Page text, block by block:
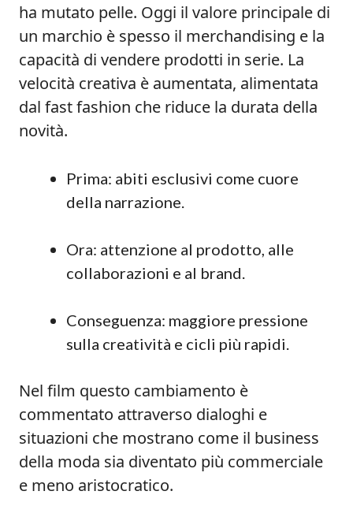
ha mutato pelle. Oggi il valore principale di
un marchio è spesso il merchandising e la
capacità di vendere prodotti in serie. La
velocità creativa è aumentata, alimentata
dal fast fashion che riduce la durata della
novità.
Prima: abiti esclusivi come cuore
della narrazione.
Ora: attenzione al prodotto, alle
collaborazioni e al brand.
Conseguenza: maggiore pressione
sulla creatività e cicli più rapidi.
Nel film questo cambiamento è
commentato attraverso dialoghi e
situazioni che mostrano come il business
della moda sia diventato più commerciale
e meno aristocratico.